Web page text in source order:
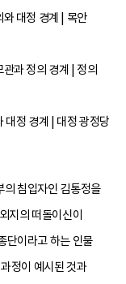
와 대정 경계 | 목안
과 정의 경계 | 정의
대정 경계 | 대정 광정당
의 침입자인 김통정을
지의 떠돌이신이
단이라고 하는 인물
정이 예시된 것과